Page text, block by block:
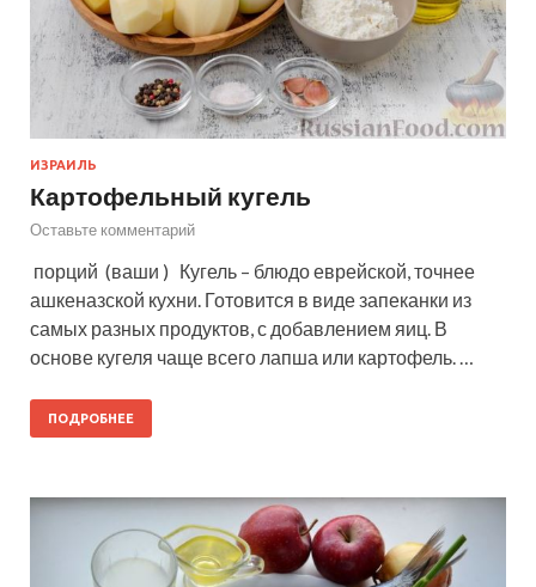
ИЗРАИЛЬ
Картофельный кугель
Оставьте комментарий
порций (ваши ) Кугель – блюдо еврейской, точнее
ашкеназской кухни. Готовится в виде запеканки из
самых разных продуктов, с добавлением яиц. В
основе кугеля чаще всего лапша или картофель. …
ПОДРОБНЕЕ